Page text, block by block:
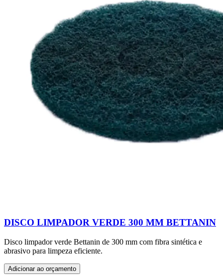
DISCO LIMPADOR VERDE 300 MM BETTANIN
Disco limpador verde Bettanin de 300 mm com fibra sintética e
abrasivo para limpeza eficiente.
Adicionar ao orçamento